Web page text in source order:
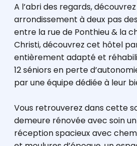
A l’abri des regards,
arrondissement à deux pas
entre la rue de Ponthieu & la
Christi, découvrez cet hôtel
entièrement adapté et
12 séniors en perte
par une équipe dédiée à leur
Vous retrouverez dans cette
demeure rénovée avec soin
réception spacieux avec